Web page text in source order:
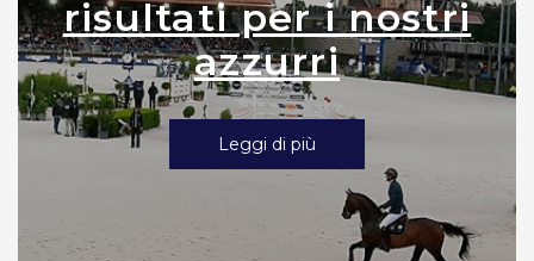
risultati per i nostri
azzurri
Leggi di più